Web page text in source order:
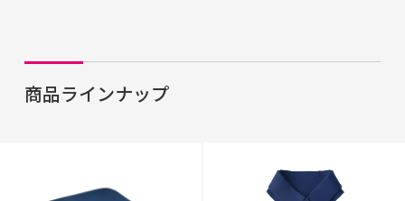
商品ラインナップ